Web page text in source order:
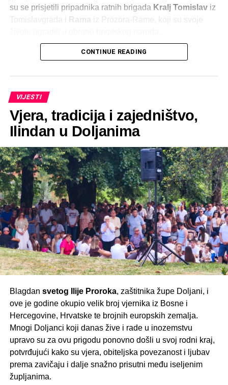
Program obilježavanja započeo je okupljanjem
hodočasnika u jutarnjim satima, nakon čega je kod
spomen-obilježja održana komemoracija. U znak trajnog
sjećanja na poginule položen je zajednički vijenac te su
zapaljene svijeće, a potom su počast odale i brojne
delegacije koje su pristigle iz različitih krajeva Bosne i
Hercegovine i Republike Hrvatske.
Središnji dio obilježavanja počeo je svečanim
su se prisjetili pripadnika ratnih brigada Kralj Tomislaviz
Tomislavgrada i Rama
iz Prozora-Rame, koji su svoje
Nakon službenog protokola, u 11:00 sati služena je sveta
predvodio jefra Julijan Madžar, koji je u svojoj
propovijedi istaknuo važnost očuvanja uspomene na žrtvu
hrvatskih branitelja te pozvao okupljene na zajedništvo,
molitvu i trajno njegovanje istine o Domovinskom ratu.
Obilježavanje 33. godišnjice organizirale su
Koordinacije udruga proizašlih iz Domovinskoga rata
općina Tomislavgrad i Prozor-Rama, koje već dugi niz
godina zajednički organiziraju komemoraciju na ovom
mjestu stradanja, čuvajući uspomenu na poginule
branitelje i prenoseći vrijednosti njihove žrtve budućim
naraštajima.
Pomen, jedno od najstarijih grobalja doljanskoga kraja, i
ove je godine bio mjesto molitve, zahvalnosti i sjećanja
na one koji su svojim životima branili slobodu hrvatskog
naroda. Njihova žrtva ostaje trajno upisana u povijest
CONTINUE READING
VIJESTI
Vjera, tradicija i zajedništvo,
Ilindan u Doljanima
Blagdan svetog Ilije Proroka, zaštitnika župe Doljani, i
ove je godine okupio velik broj vjernika iz Bosne i
Hercegovine, Hrvatske te brojnih europskih zemalja.
Mnogi Doljanci koji danas žive i rade u inozemstvu
upravo su za ovu prigodu ponovno došli u svoj rodni kraj,
potvrđujući kako su vjera, obiteljska povezanost i ljubav
prema zavičaju i dalje snažno prisutni među iseljenim
župljanima.